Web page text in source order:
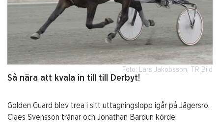
Foto: Lars Jakobsson, TR Bild
Så nära att kvala in till till Derbyt!
Golden Guard blev trea i sitt uttagningslopp igår på Jägersro.
Claes Svensson tränar och Jonathan Bardun körde.